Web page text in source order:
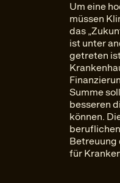
Um eine
müssen
das
ist unter
getreten
Summe
besseren
können.
Betreuung
für